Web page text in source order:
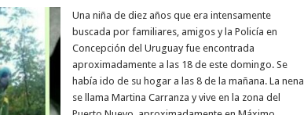
Una niña de diez años que era intensamente
buscada por familiares, amigos y la Policía en
Concepción del Uruguay fue encontrada
aproximadamente a las 18 de este domingo. Se
había ido de su hogar a las 8 de la mañana. La nena
se llama Martina Carranza y vive en la zona del